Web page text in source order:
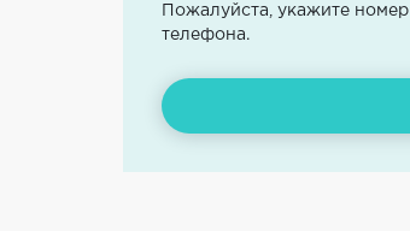
Пожалуйста, укажите номер
телефона.